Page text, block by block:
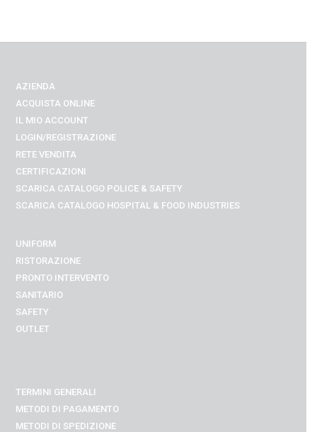
AZIENDA
ACQUISTA ONLINE
IL MIO ACCOUNT
LOGIN/REGISTRAZIONE
RETE VENDITA
CERTIFICAZIONI
SCARICA CATALOGO POLICE & SAFETY
SCARICA CATALOGO HOSPITAL & FOOD INDUSTRIES
UNIFORM
RISTORAZIONE
PRONTO INTERVENTO
SANITARIO
SAFETY
OUTLET
TERMINI GENERALI
METODI DI PAGAMENTO
METODI DI SPEDIZIONE